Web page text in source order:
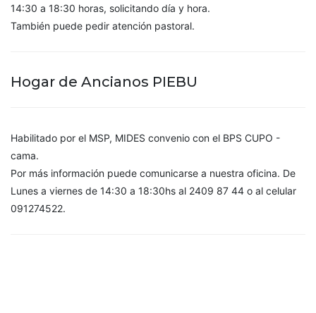
14:30 a 18:30 horas, solicitando día y hora.
También puede pedir atención pastoral.
Hogar de Ancianos PIEBU
Habilitado por el MSP, MIDES convenio con el BPS CUPO -
cama.
Por más información puede comunicarse a nuestra oficina. De
Lunes a viernes de 14:30 a 18:30hs al 2409 87 44 o al celular
091274522.